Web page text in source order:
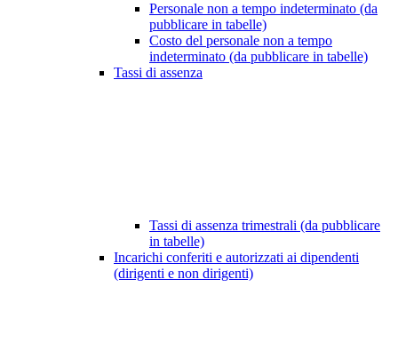
Personale non a tempo indeterminato (da
pubblicare in tabelle)
Costo del personale non a tempo
indeterminato (da pubblicare in tabelle)
Tassi di assenza
Tassi di assenza trimestrali (da pubblicare
in tabelle)
Incarichi conferiti e autorizzati ai dipendenti
(dirigenti e non dirigenti)